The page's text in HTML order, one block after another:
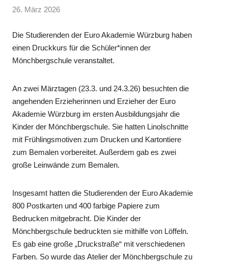
26. März 2026
Die Studierenden der Euro Akademie Würzburg haben
einen Druckkurs für die Schüler*innen der
Mönchbergschule veranstaltet.
An zwei Märztagen (23.3. und 24.3.26) besuchten die
angehenden Erzieherinnen und Erzieher der Euro
Akademie Würzburg im ersten Ausbildungsjahr die
Kinder der Mönchbergschule. Sie hatten Linolschnitte
mit Frühlingsmotiven zum Drucken und Kartontiere
zum Bemalen vorbereitet. Außerdem gab es zwei
große Leinwände zum Bemalen.
Insgesamt hatten die Studierenden der Euro Akademie
800 Postkarten und 400 farbige Papiere zum
Bedrucken mitgebracht. Die Kinder der
Mönchbergschule bedruckten sie mithilfe von Löffeln.
Es gab eine große „Druckstraße“ mit verschiedenen
Farben. So wurde das Atelier der Mönchbergschule zu